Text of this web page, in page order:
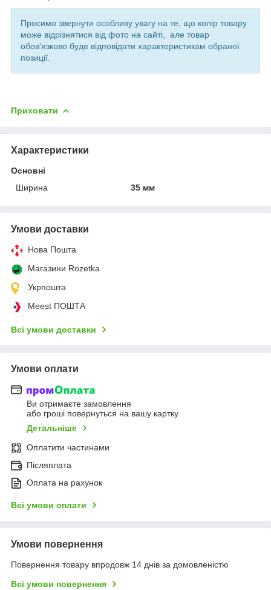
Просимо звернути особливу увагу на те, що колір товару
може відрізнятися від фото на сайті, але товар
обов'язково буде відповідати характеристикам обраної
позиції.
Приховати
Характеристики
Основні
Ширина
35 мм
Умови доставки
Нова Пошта
Магазини Rozetka
Укрпошта
Meest ПОШТА
Всі умови доставки
Умови оплати
Ви отримаєте замовлення
або гроші повернуться на вашу картку
Детальніше
Оплатити частинами
Післяплата
Оплата на рахунок
Всі умови оплати
Умови повернення
Повернення товару впродовж 14 днів за домовленістю
Всі умови повернення